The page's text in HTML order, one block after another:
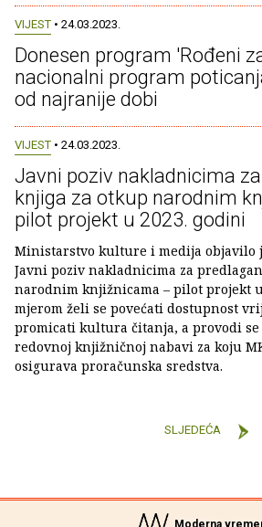
VIJEST • 24.03.2023.
Donesen program 'Rođeni
nacionalni program
od najranije dobi
VIJEST • 24.03.2023.
Javni poziv nakladnicima
knjiga za otkup narodnim
pilot projekt u 2023. godini
Ministarstvo kulture i medija objavilo
Javni poziv nakladnicima za
narodnim knjižnicama – pilot projekt
mjerom želi se povećati dostupnost
promicati kultura čitanja, a provodi se
redovnoj knjižničnoj nabavi za koju
osigurava proračunska sredstva.
SLJEDEĆA
Moderna